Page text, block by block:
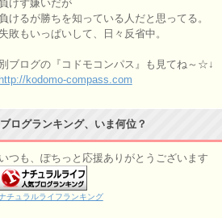
けず嫌いだが
けるが勝ちを知っている人だと思ってる。
敗もいっぱいして、日々反省中。
ブログの『コドモコンパス』も見てね～☆↓
kodomo-compass.com
ブログランキング、いま何位？
つも、ぽちっと応援ありがとうございます
チュラルライフランキング